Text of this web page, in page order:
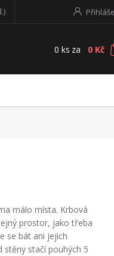
0 ks za 0 Kč
málo místa. Krbová
prostor, jako třeba
se bát ani jejich
stěny stačí pouhých 5